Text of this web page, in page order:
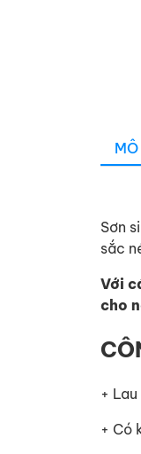
Sơn
sắc
Với
cho
+
+ Có